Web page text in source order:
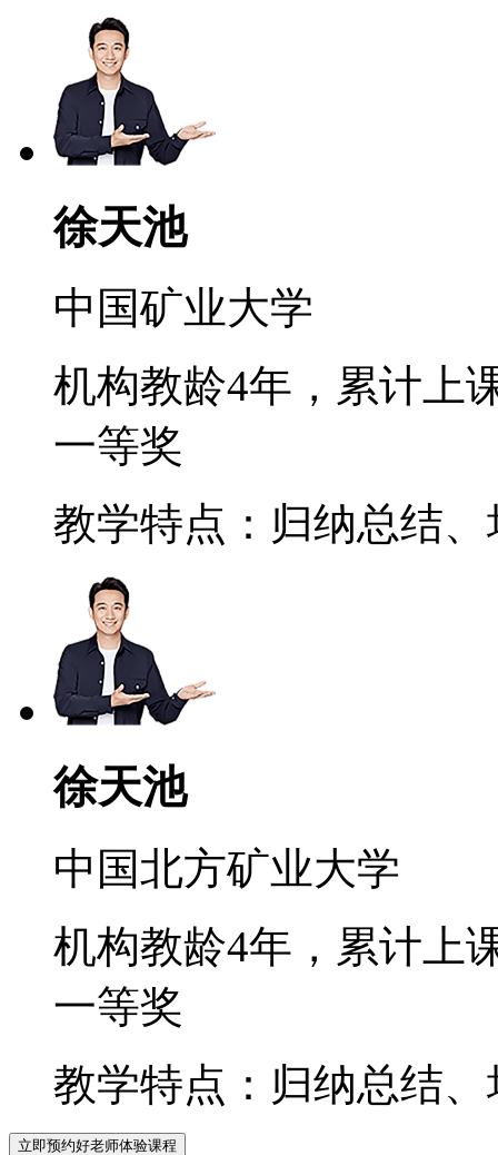
徐天池
中国矿业大学
机构教龄4年，累计上
一等奖
教学特点：归纳总结
徐天池
中国北方矿业大学
机构教龄4年，累计上
一等奖
教学特点：归纳总结
立即预约好老师体验课程